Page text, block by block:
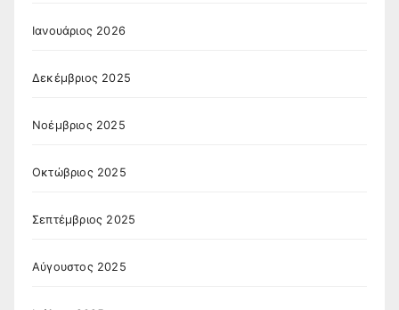
Ιανουάριος 2026
Δεκέμβριος 2025
Νοέμβριος 2025
Οκτώβριος 2025
Σεπτέμβριος 2025
Αύγουστος 2025